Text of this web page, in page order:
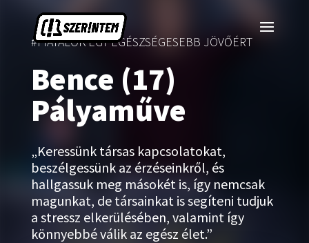
#FIATALOK EGY EGÉSZSÉGESEBB JÖVŐÉRT
Bence (17)
Pályaműve
„Keressünk társas kapcsolatokat,
beszélgessünk az érzéseinkről, és
hallgassuk meg másokét is, így nemcsak
magunkat, de társainkat is segíteni tudjuk
a stressz elkerülésében, valamint így
könnyebbé válik az egész élet.”